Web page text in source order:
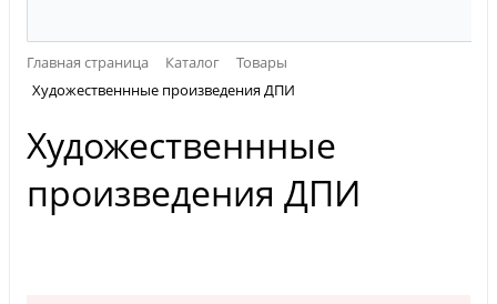
Главная страница Каталог
Товары
Художественнные произведения ДПИ
Художественнные
произведения ДПИ